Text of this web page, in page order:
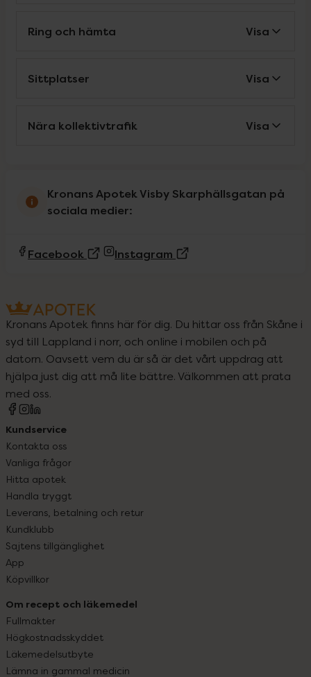
Ring och hämta Visa
Sittplatser Visa
Nära kollektivtrafik Visa
Kronans Apotek Visby Skarphällsgatan på
sociala medier:
Facebook (Extern sida)
Instagram
Kronans Apotek finns här för dig. Du hittar oss från Skåne i
syd till Lappland i norr, och online i mobilen och på
datorn. Oavsett vem du är så är det vårt uppdrag att
hjälpa just dig att må lite bättre. Välkommen att prata
med oss.
Kundservice
Kontakta oss
Vanliga frågor
Hitta apotek
Handla tryggt
Leverans, betalning och retur
Kundklubb
Sajtens tillgänglighet
App
Köpvillkor
Om recept och läkemedel
Fullmakter
Högkostnadsskyddet
Läkemedelsutbyte
Lämna in gammal medicin